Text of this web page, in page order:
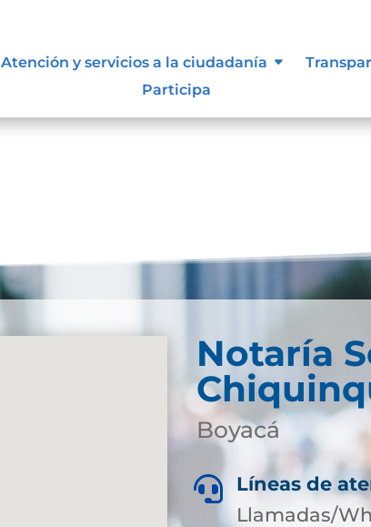
Atención y servicios a la ciudadanía
Participa
Notaría
Boyacá

Líneas de
Llamadas/